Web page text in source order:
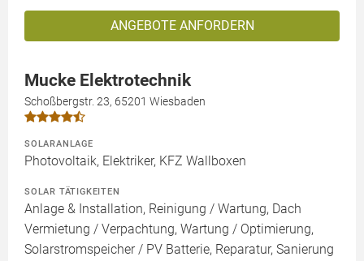
ANGEBOTE ANFORDERN
Mucke Elektrotechnik
Schoßbergstr. 23, 65201 Wiesbaden
SOLARANLAGE
Photovoltaik, Elektriker, KFZ Wallboxen
SOLAR TÄTIGKEITEN
Anlage & Installation, Reinigung / Wartung, Dach
Vermietung / Verpachtung, Wartung / Optimierung,
Solarstromspeicher / PV Batterie, Reparatur, Sanierung